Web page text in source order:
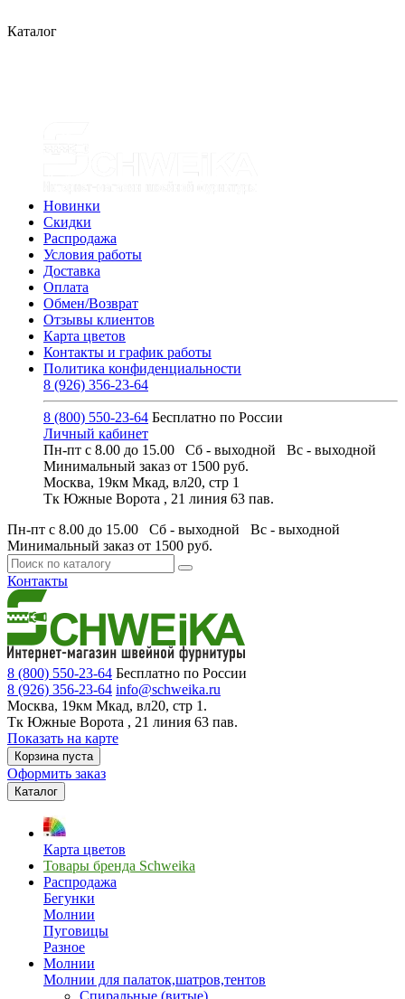
Каталог
Новинки
Скидки
Распродажа
Условия работы
Доставка
Оплата
Обмен/Возврат
Отзывы клиентов
Карта цветов
Контакты и график работы
Политика конфиденциальности
8 (926) 356-23-64
8 (800) 550-23-64 Бесплатно по России
Личный кабинет
Пн-пт с 8.00 до 15.00 Сб - выходной Вс - выходной
Минимальный заказ от 1500 руб.
Москва, 19км Мкад, вл20, стр 1
Тк Южные Ворота , 21 линия 63 пав.
Пн-пт с 8.00 до 15.00 Сб - выходной Вс - выходной
Минимальный заказ от 1500 руб.
Контакты
8 (800) 550-23-64 Бесплатно по России
8 (926) 356-23-64 info@schweika.ru
Москва, 19км Мкад, вл20, стр 1.
Тк Южные Ворота , 21 линия 63 пав.
Показать на карте
Корзина пуста
Оформить заказ
Каталог
Карта цветов
Товары бренда Schweika
Распродажа
Бегунки
Молнии
Пуговицы
Разное
Молнии
Молнии для палаток,шатров,тентов
Спиральные (витые)